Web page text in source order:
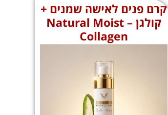
קרם פנים לאישה שמנים +
קולגן – Natural Moist
Collagen